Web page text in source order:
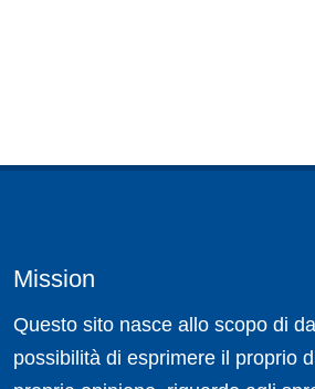
Mission
Questo sito nasce allo scopo di
possibilità di esprimere il proprio